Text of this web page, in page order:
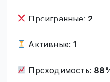
Проигранные: 2
Активные:1
Проходимость: